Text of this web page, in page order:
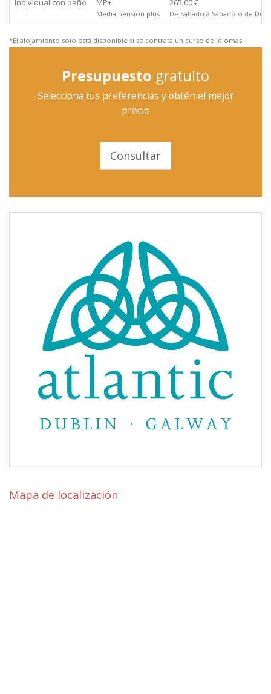
Individual con baño MP+
Media pensión plus
265,00 €
De Sábado a Sábado o de
*El alojamiento solo está disponible si se contrata un curso de idiomas
Presupuesto gratuito
Selecciona tus preferencias y obtén el mejor
precio
Consultar
Mapa de localización